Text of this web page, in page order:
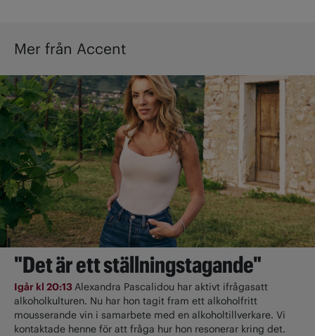
Mer från Accent
"Det är ett ställningstagande"
Igår kl 20:13Alexandra Pascalidou har aktivt ifrågasatt
alkoholkulturen. Nu har hon tagit fram ett alkoholfritt
mousserande vin i samarbete med en alkoholtillverkare. Vi
kontaktade henne för att fråga hur hon resonerar kring det.